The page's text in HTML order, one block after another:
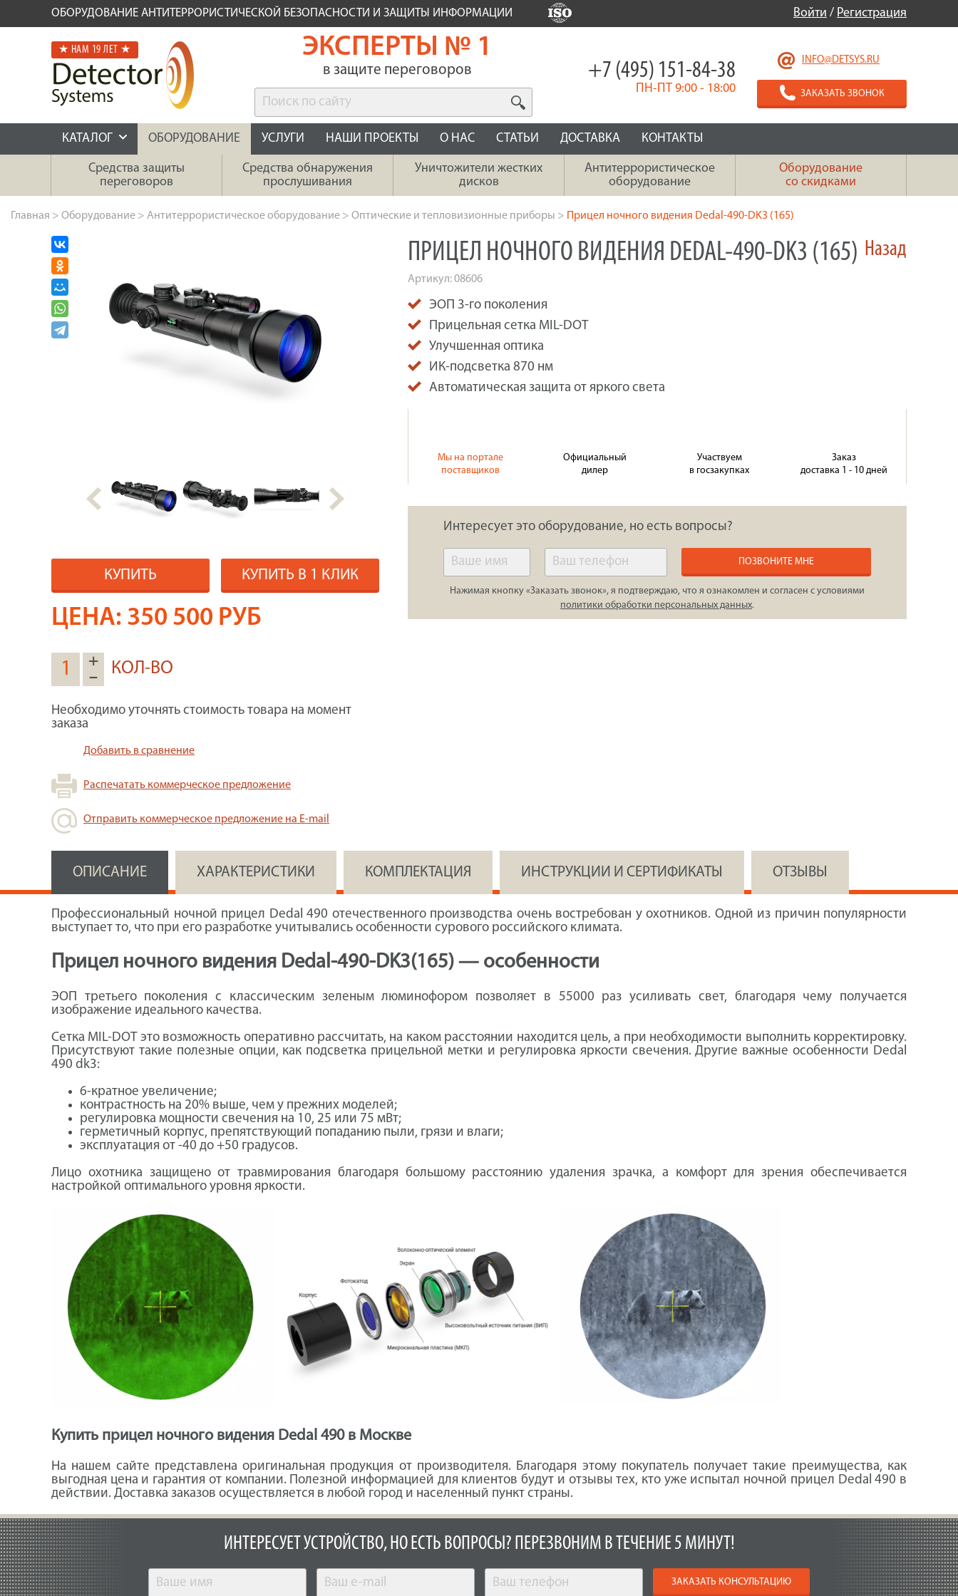
ОБОРУДОВАНИЕ АНТИТЕРРОРИСТИЧЕСКОЙ БЕЗОПАСНОСТИ И ЗАЩИТЫ ИНФОРМАЦИИ Войти / Регистрация
★ НАМ 19 ЛЕТ ★ ЭКСПЕРТЫ № 1
в защите переговоров
INFO@DETSYS.RU
ЗАКАЗАТЬ ЗВОНОК
+7 (495) 151-84-38
ПН-ПТ 9:00 - 18:00
КАТАЛОГ ОБОРУДОВАНИЕ УСЛУГИ НАШИ ПРОЕКТЫ О НАС СТАТЬИ ДОСТАВКА КОНТАКТЫ
Средства защиты
переговоров
Средства обнаружения
прослушивания
Уничтожители жестких
дисков
Антитеррористическое
оборудование
Оборудование
со скидками
Главная > Оборудование > Антитеррористическое оборудование > Оптические и тепловизионные приборы > Прицел ночного видения Dedal-490-DK3 (165)
Назад
КУПИТЬ КУПИТЬ В 1 КЛИК
ЦЕНА: 350 500 РУБ
+
–
КОЛ-ВО
Необходимо уточнять стоимость товара на момент
заказа
Добавить в сравнение
Распечатать коммерческое предложение
Отправить коммерческое предложение на E-mail
ПРИЦЕЛ НОЧНОГО ВИДЕНИЯ DEDAL-490-DK3 (165)
Артикул:08606
ЭОП 3-го поколения
Прицельная сетка MIL-DOT
Улучшенная оптика
ИК-подсветка 870 нм
Автоматическая защита от яркого света
Мы на портале
поставщиков
Официальный
дилер
Участвуем
в госзакупках
Заказ
доставка 1 - 10 дней
Интересует это оборудование, но есть вопросы?
ПОЗВОНИТЕ МНЕ
Нажимая кнопку «Заказать звонок», я подтверждаю, что я ознакомлен и согласен с условиями
политики обработки персональных данных.
ОПИСАНИЕ ХАРАКТЕРИСТИКИ КОМПЛЕКТАЦИЯ ИНСТРУКЦИИ И СЕРТИФИКАТЫ ОТЗЫВЫ
Профессиональный ночной прицел Dedal 490 отечественного производства очень востребован у охотников. Одной из причин популярности
выступает то, что при его разработке учитывались особенности сурового российского климата.
Прицел ночного видения Dedal-490-DK3(165) — особенности
ЭОП третьего поколения с классическим зеленым люминофором позволяет в 55000 раз усиливать свет, благодаря чему получается
изображение идеального качества.
Сетка MIL-DOT это возможность оперативно рассчитать, на каком расстоянии находится цель, а при необходимости выполнить корректировку.
Присутствуют такие полезные опции, как подсветка прицельной метки и регулировка яркости свечения. Другие важные особенности Dedal
490 dk3:
6-кратное увеличение;
контрастность на 20% выше, чем у прежних моделей;
регулировка мощности свечения на 10, 25 или 75 мВт;
герметичный корпус, препятствующий попаданию пыли, грязи и влаги;
эксплуатация от -40 до +50 градусов.
Лицо охотника защищено от травмирования благодаря большому расстоянию удаления зрачка, а комфорт для зрения обеспечивается
настройкой оптимального уровня яркости.
Купить прицел ночного видения Dedal 490 в Москве
На нашем сайте представлена оригинальная продукция от производителя. Благодаря этому покупатель получает такие преимущества, как
выгодная цена и гарантия от компании. Полезной информацией для клиентов будут и отзывы тех, кто уже испытал ночной прицел Dedal 490 в
действии. Доставка заказов осуществляется в любой город и населенный пункт страны.
ИНТЕРЕСУЕТ УСТРОЙСТВО, НО ЕСТЬ ВОПРОСЫ? ПЕРЕЗВОНИМ В ТЕЧЕНИЕ 5 МИНУТ!
ЗАКАЗАТЬ КОНСУЛЬТАЦИЮ